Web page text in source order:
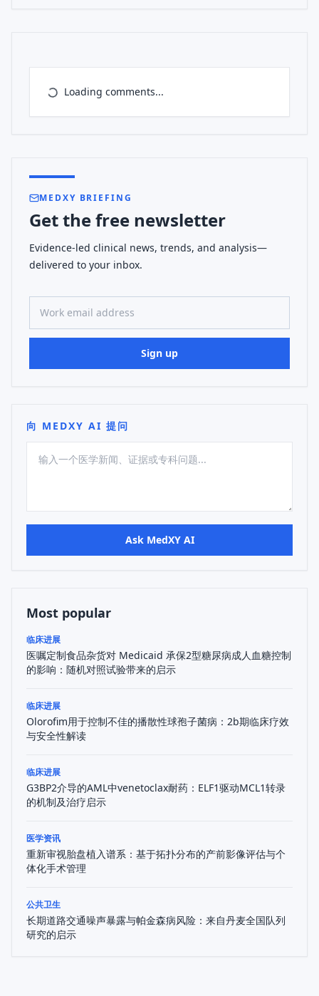
Loading comments...
MEDXY BRIEFING
Get the free newsletter
Evidence-led clinical news, trends, and analysis—
delivered to your inbox.
Work email address
Sign up
向 MEDXY AI 提问
Ask MedXY AI
Most popular
临床进展
医嘱定制食品杂货对 Medicaid 承保2型糖尿病成人血糖控制
的影响：随机对照试验带来的启示
临床进展
Olorofim用于控制不佳的播散性球孢子菌病：2b期临床疗效
与安全性解读
临床进展
G3BP2介导的AML中venetoclax耐药：ELF1驱动MCL1转录
的机制及治疗启示
医学资讯
重新审视胎盘植入谱系：基于拓扑分布的产前影像评估与个
体化手术管理
公共卫生
长期道路交通噪声暴露与帕金森病风险：来自丹麦全国队列
研究的启示